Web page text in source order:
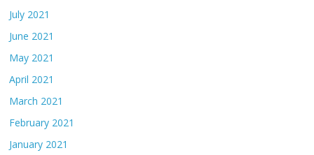
July 2021
June 2021
May 2021
April 2021
March 2021
February 2021
January 2021